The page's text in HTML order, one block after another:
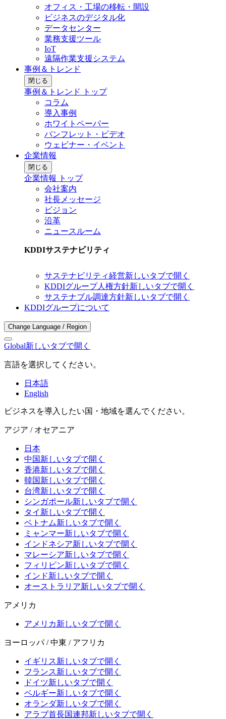
オフィス・工場の移転・開設
ビジネスのデジタル化
データセンター
業務支援ツール
IoT
遠隔作業支援システム
事例＆トレンド
閉じる
事例＆トレンド トップ
コラム
導入事例
ホワイトペーパー
パンフレット・ビデオ
ウェビナー・イベント
企業情報
閉じる
企業情報 トップ
会社案内
社長メッセージ
ビジョン
沿革
ニュースルーム
KDDIサステナビリティ
サステナビリティ経営新しいタブで開く
KDDIグループ人権方針新しいタブで開く
サステナブル調達方針新しいタブで開く
KDDIグループについて
Change Language / Region
Global新しいタブで開く
言語を選択してください。
日本語
English
ビジネスを導入したい国・地域を選んでください。
アジア / オセアニア
日本
中国新しいタブで開く
香港新しいタブで開く
韓国新しいタブで開く
台湾新しいタブで開く
シンガポール新しいタブで開く
タイ 新しいタブで開く
ベトナム新しいタブで開く
ミャンマー新しいタブで開く
インドネシア新しいタブで開く
マレーシア新しいタブで開く
フィリピン新しいタブで開く
インド新しいタブで開く
オーストラリア新しいタブで開く
アメリカ
アメリカ新しいタブで開く
ヨーロッパ / 中東 / アフリカ
イギリス新しいタブで開く
フランス新しいタブで開く
ドイツ新しいタブで開く
ベルギー新しいタブで開く
オランダ新しいタブで開く
アラブ首長国連邦新しいタブで開く